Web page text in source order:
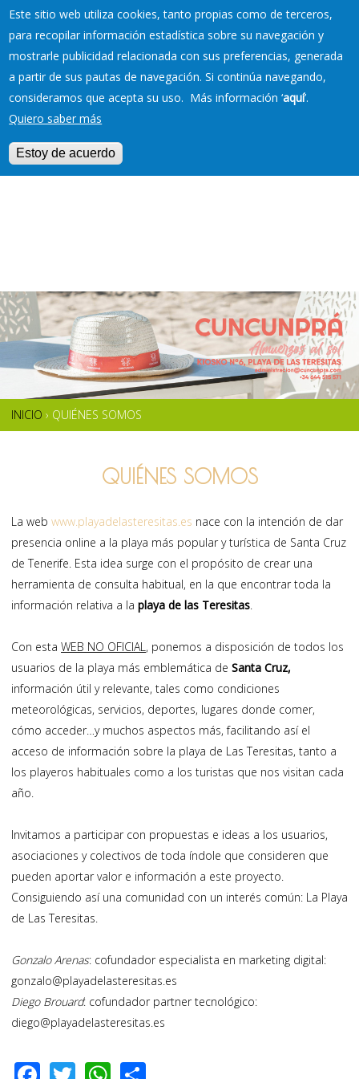
Este sitio web utiliza cookies, tanto propias como de terceros,
para recopilar información estadística sobre su navegación y
mostrarle publicidad relacionada con sus preferencias, generada
a partir de sus pautas de navegación. Si continúa navegando,
consideramos que acepta su uso. Más información ‘aquí’.
Quiero saber más
Estoy de acuerdo
RESERVAS EN TU
PLAYA
SE
AQUÍ
INICIO › QUIÉNES SOMOS
QUIÉNES SOMOS
La web www.playadelasteresitas.es nace con la intención de dar
presencia online a la playa más popular y turística de Santa Cruz
de Tenerife. Esta idea surge con el propósito de crear una
herramienta de consulta habitual, en la que encontrar toda la
información relativa a la playa de las Teresitas.
Con esta WEB NO OFICIAL, ponemos a disposición de todos los
usuarios de la playa más emblemática de Santa Cruz,
información útil y relevante, tales como condiciones
meteorológicas, servicios, deportes, lugares donde comer,
cómo acceder…y muchos aspectos más, facilitando así el
acceso de información sobre la playa de Las Teresitas, tanto a
los playeros habituales como a los turistas que nos visitan cada
año.
Invitamos a participar con propuestas e ideas a los usuarios,
asociaciones y colectivos de toda índole que consideren que
pueden aportar valor e información a este proyecto.
Consiguiendo así una comunidad con un interés común: La Playa
de Las Teresitas.
Gonzalo Arenas: cofundador especialista en marketing digital:
gonzalo@playadelasteresitas.es
Diego Brouard: cofundador partner tecnológico:
diego@playadelasteresitas.es
F T W